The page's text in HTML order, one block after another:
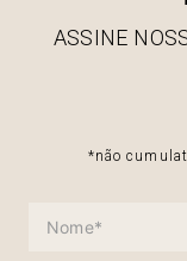
ASSINE
*não